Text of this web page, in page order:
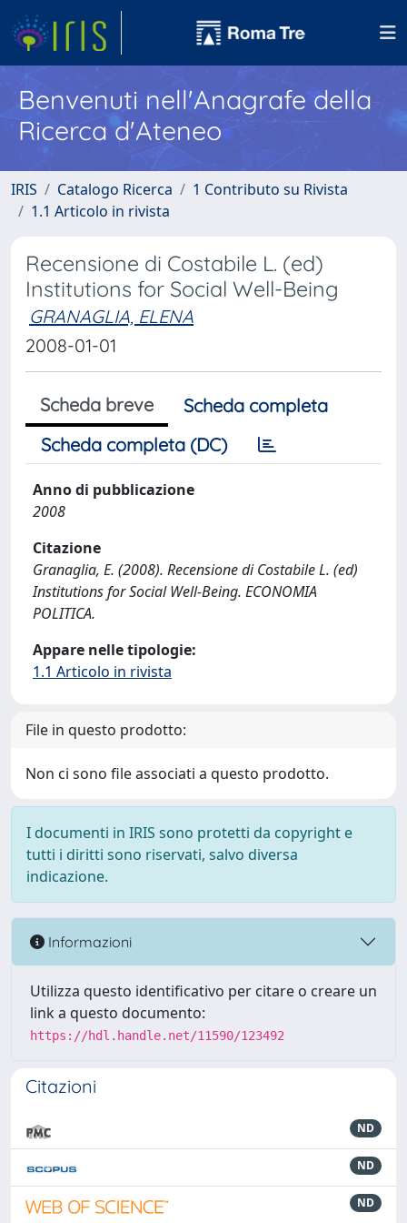
Benvenuti nell'Anagrafe della
Ricerca d'Ateneo
IRIS Catalogo Ricerca
1 Contributo su Rivista
1.1 Articolo in rivista
Recensione di Costabile L. (ed)
Institutions for Social Well-Being
GRANAGLIA, ELENA
2008-01-01
Scheda breve
Scheda completa
Scheda completa (DC)
Anno di pubblicazione
2008
Citazione
Granaglia, E. (2008). Recensione di Costabile L. (ed)
Institutions for Social Well-Being. ECONOMIA
POLITICA.
Appare nelle tipologie:
1.1 Articolo in rivista
File in questo prodotto:
Non ci sono file associati a questo prodotto.
I documenti in IRIS sono protetti da copyright e
tutti i diritti sono riservati, salvo diversa
indicazione.
Informazioni
Utilizza questo identificativo per citare o creare un
link a questo documento:
https://hdl.handle.net/11590/123492
Citazioni
ND
ND
ND